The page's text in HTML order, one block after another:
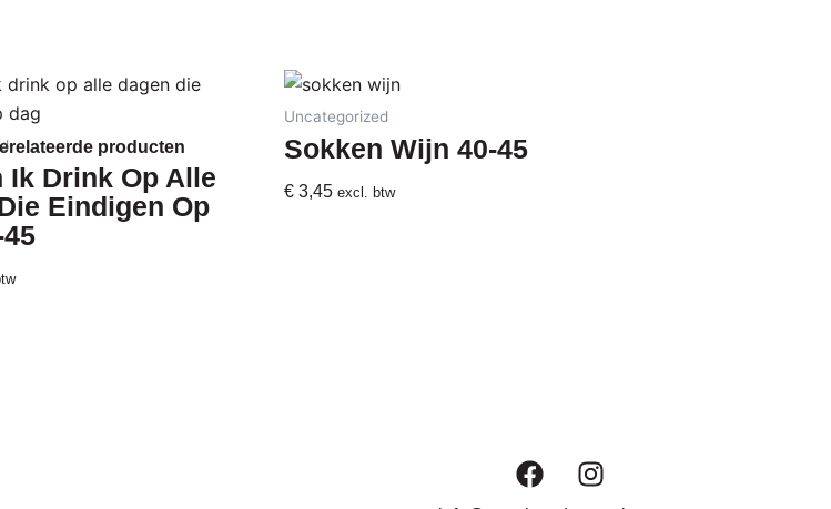
producten
Ik Drink Op Alle
Eindigen Op
Uncategorized
Sokken Wijn 40-45
€3,45 excl. btw
F
a
I
n